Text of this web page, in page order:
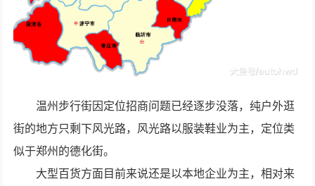
温州步行街因定位招商问题已经逐步没落，纯户外逛
街的地方只剩下风光路，风光路以服装鞋业为主，定位类
似于郑州的德化街。
大型百货方面目前来说还是以本地企业为主，相对来